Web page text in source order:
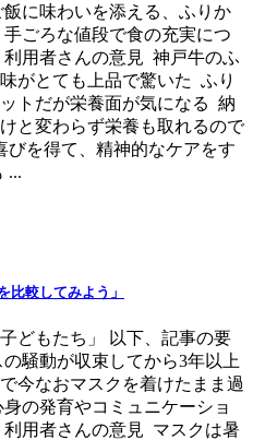
に味わいを添える、ふりか
ごろな値段で食の充実につ
用者さんの意見 神戸牛のふ
がとても上品で驚いた ふり
トだが栄養面が気になる 納
と変わらず栄養も取れるので
を得て、精神的なケアをす
...
比較してみよう」
どもたち」 以下、記事の要
騒動が収束してから3年以上
今なおマスクを着けたまま過
の発育やコミュニケーショ
用者さんの意見 マスクは暑